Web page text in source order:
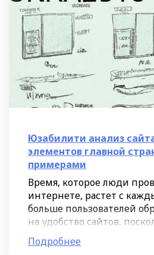
Юзабилити анализ
элементов главной
примерами
Время, которое люди
интернете, растет с
больше пользователей
на удобство сайтов,
напрямую влияет на их
и время, которое они
Подробнее